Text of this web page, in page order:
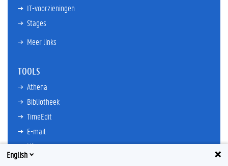
IT-voorzieningen
Stages
Meer links
TOOLS
Athena
Bibliotheek
TimeEdit
E-mail
Ufora
Oasis
English